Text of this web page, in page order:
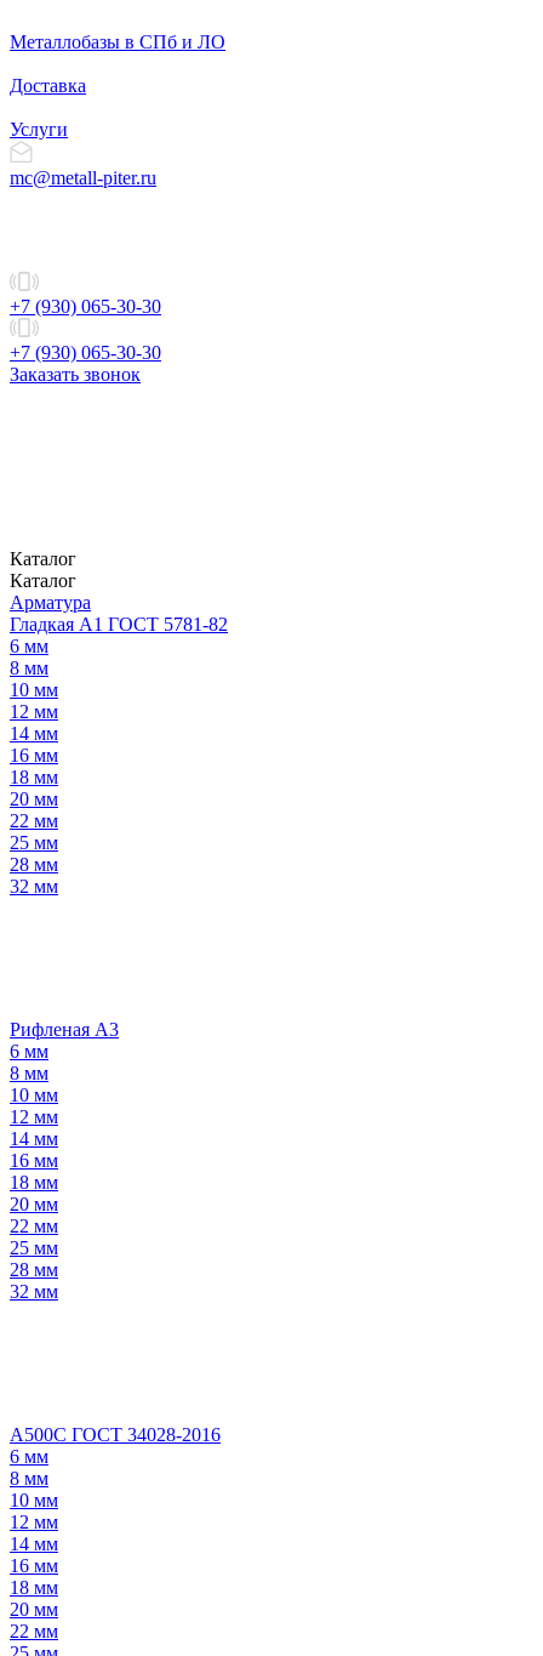
Металлобазы в СПб и ЛО
Доставка
Услуги
mc@metall-piter.ru
+7 (930) 065-30-30
+7 (930) 065-30-30
Заказать звонок
Каталог
Каталог
Арматура
Гладкая А1 ГОСТ 5781-82
6 мм
8 мм
10 мм
12 мм
14 мм
16 мм
18 мм
20 мм
22 мм
25 мм
28 мм
32 мм
Рифленая А3
6 мм
8 мм
10 мм
12 мм
14 мм
16 мм
18 мм
20 мм
22 мм
25 мм
28 мм
32 мм
А500С ГОСТ 34028-2016
6 мм
8 мм
10 мм
12 мм
14 мм
16 мм
18 мм
20 мм
22 мм